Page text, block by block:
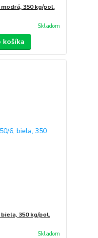
350 kg/pol.
Skladom
košíka
350 kg/pol.
Skladom